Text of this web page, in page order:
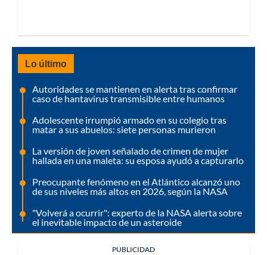
Lo último
Autoridades se mantienen en alerta tras confirmar
caso de hantavirus transmisible entre humanos
Adolescente irrumpió armado en su colegio tras
matar a sus abuelos: siete personas murieron
La versión de joven señalado de crimen de mujer
hallada en una maleta: su esposa ayudó a capturarlo
Preocupante fenómeno en el Atlántico alcanzó uno
de sus niveles más altos en 2026, según la NASA
"Volverá a ocurrir": experto de la NASA alerta sobre
el inevitable impacto de un asteroide
PUBLICIDAD